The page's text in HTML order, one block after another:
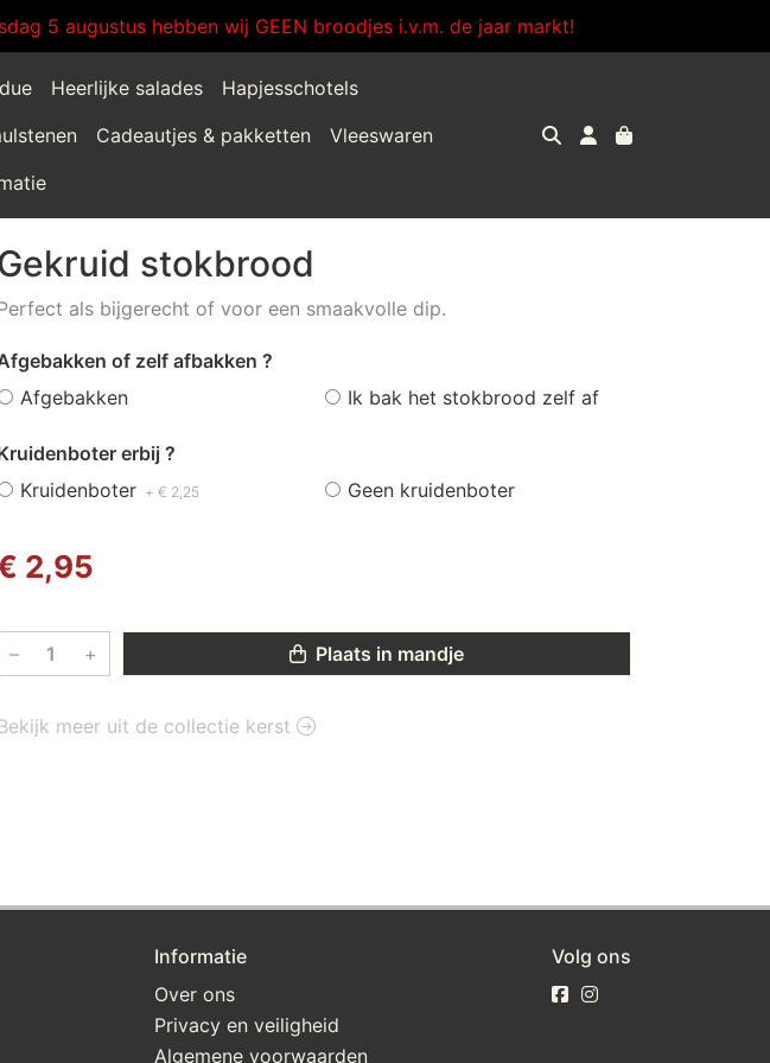
5 augustus hebben wij GEEN broodjes i.v.m. de jaar markt!
Heerlijke salades
Hapjesschotels
Cadeautjes & pakketten
Vleeswaren
stokbrood
als bijgerecht of voor een smaakvolle dip.
of zelf afbakken ?
Afgebakken
Ik bak het stokbrood zelf af
erbij ?
Kruidenboter + € 2,25 Geen kruidenboter
2,95
– + Plaats in mandje
meer uit de collectie kerst
Informatie
Over ons
Privacy en veiligheid
Algemene voorwaarden
Volg ons